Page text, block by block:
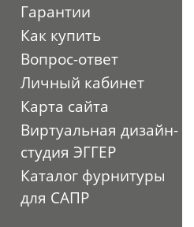
Гарантии
Как купить
Вопрос-ответ
Личный кабинет
Карта сайта
Виртуальная дизайн-
студия ЭГГЕР
Каталог фурнитуры
для САПР